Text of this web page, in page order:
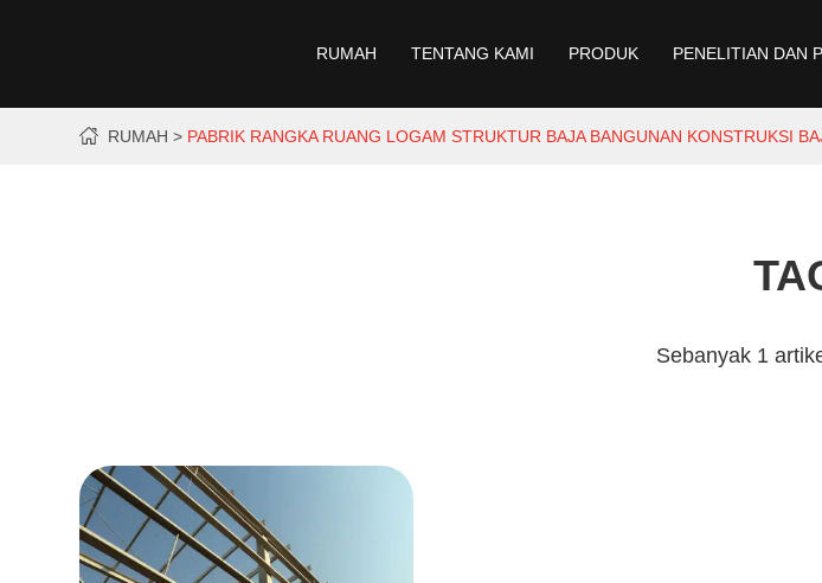
RUMAH TENTANG KAMI PRODUK PENELITIAN DAN
RUMAH PABRIK RANGKA RUANG LOGAM STRUKTUR BAJA BANGUNAN KONSTRUKSI
Sebanyak 1